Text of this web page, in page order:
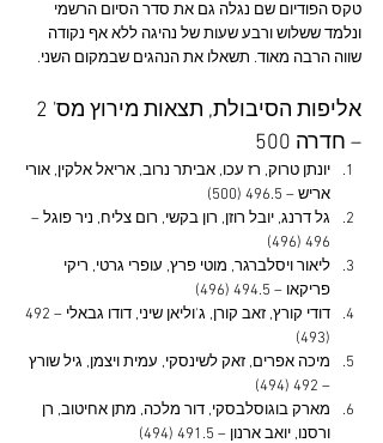
טקס הפודיום שם נגלה גם את סדר הסיום הרשמי
ונלמד ששלוש ורבע שעות של נהיגה ללא אף נקודה
שווה הרבה מאוד. תשאלו את הנהגים שבמקום השני.
– חדרה 500
יונתן טרוק, רז עכו, אביתר נרוב, אריאל אלקין, אורי
אריש – 496.5 (500)
גל דרנג, יובל רוזן, רון בקשי, רום צליח, ניר פוגל –
496 (496)
ליאור ויסלברגר, מוטי פרץ, עופרי גרטי, ריקי
פריקאו – 494.5 (496)
(493)
מיכה אפרים, זאק לשינסקי, עמית ויצמן, גיל שורץ
– 492 (494)
מארק בוגוסלבסקי, דור מלכה, מתן אחיטוב, רן
ורסנו, יואב ארנון – 491.5 (494)